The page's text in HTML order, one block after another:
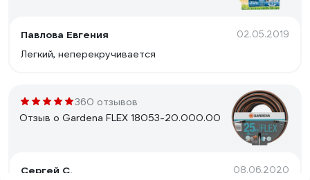
Павлова Евгения 02.05.2019
Легкий, неперекручивается
360 отзывов
Отзыв о Gardena FLEX 18053-20.000.00
Сергей С. 08.06.2020